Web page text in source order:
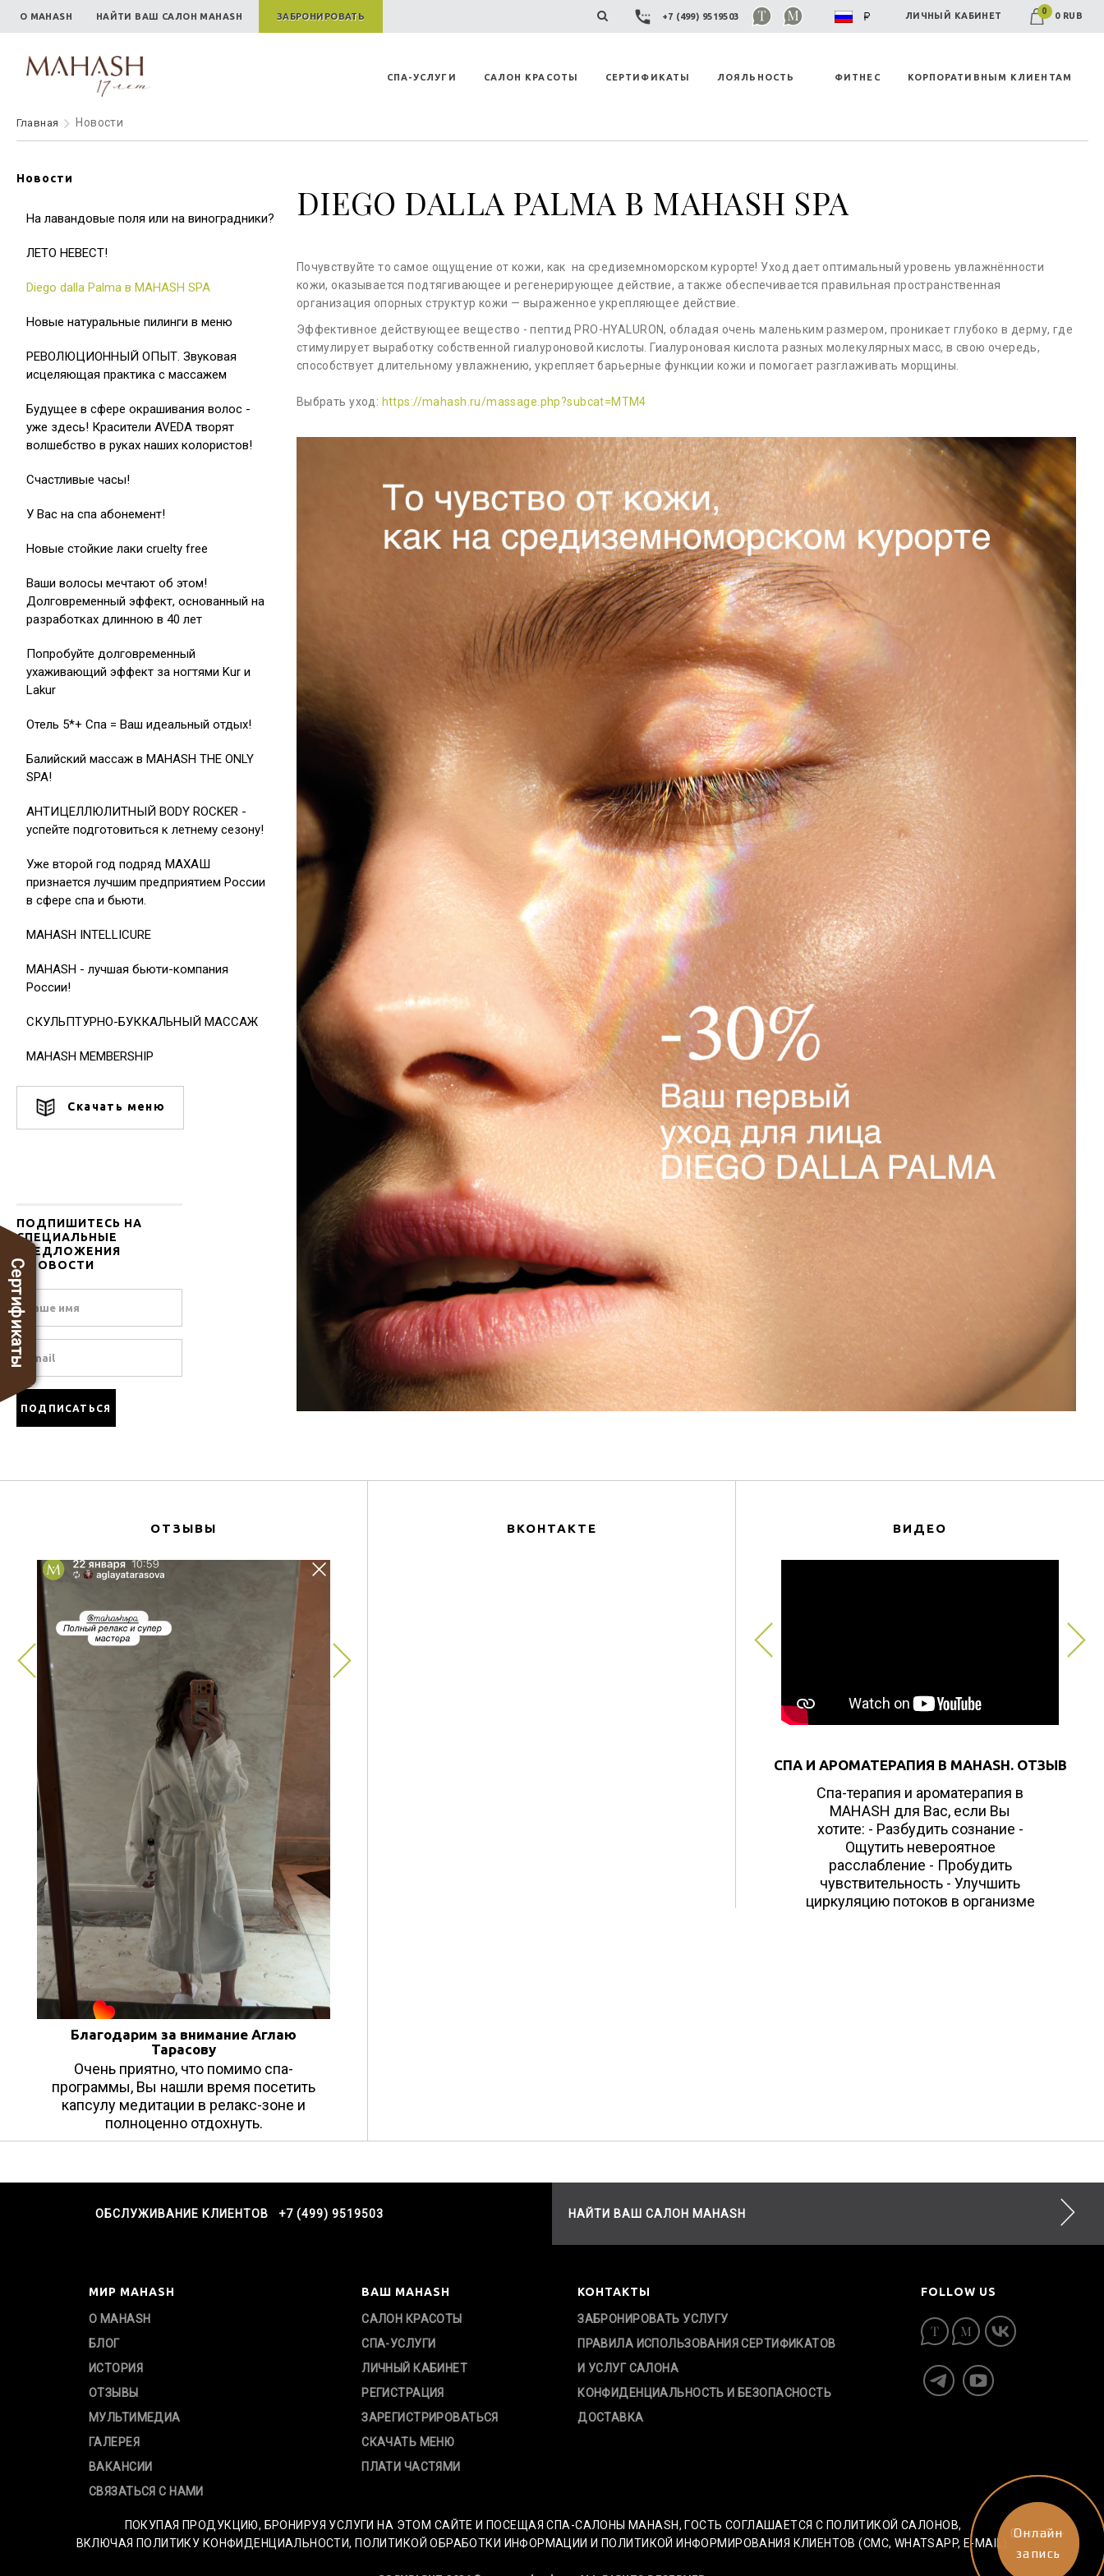
О MAHASH НАЙТИ ВАШ САЛОН MAHASH ЗАБРОНИРОВАТЬ +7 (499) 9519503 ЛИЧНЫЙ КАБИНЕТ 0 0 RUB
СПА-УСЛУГИ САЛОН КРАСОТЫ СЕРТИФИКАТЫ ЛОЯЛЬНОСТЬ ФИТНЕС КОРПОРАТИВНЫМ КЛИЕНТАМ
Главная Новости
Новости
На лавандовые поля или на виноградники?
ЛЕТО НЕВЕСТ!
Diego dalla Palma в MAHASH SPA
Новые натуральные пилинги в меню
РЕВОЛЮЦИОННЫЙ ОПЫТ. Звуковая
исцеляющая практика с массажем
Будущее в сфере окрашивания волос -
уже здесь! Красители AVEDA творят
волшебство в руках наших колористов!
Cчастливые часы!
У Вас на спа абонемент!
Новые стойкие лаки cruelty free
Ваши волосы мечтают об этом!
Долговременный эффект, основанный на
разработках длинною в 40 лет
Попробуйте долговременный
ухаживающий эффект за ногтями Kur и
Lakur
Отель 5*+ Спа = Ваш идеальный отдых!
Балийский массаж в MAHASH THE ONLY
SPA!
АНТИЦЕЛЛЮЛИТНЫЙ BODY ROCKER -
успейте подготовиться к летнему сезону!
Уже второй год подряд МАХАШ
признается лучшим предприятием России
в сфере спа и бьюти.
MAHASH INTELLICURE
MAHASH - лучшая бьюти-компания
России!
СКУЛЬПТУРНО-БУККАЛЬНЫЙ МАССАЖ
MAHASH MEMBERSHIP
Скачать меню
ПОДПИШИТЕСЬ НА
СПЕЦИАЛЬНЫЕ
ПРЕДЛОЖЕНИЯ
И НОВОСТИ
Name
Email
DIEGO DALLA PALMA В MAHASH SPA
Почувствуйте то самое ощущение от кожи, как на средиземноморском курорте! Уход дает оптимальный уровень увлажнённости
кожи, оказывается подтягивающее и регенерирующее действие, а также обеспечивается правильная пространственная
организация опорных структур кожи — выраженное укрепляющее действие.
Эффективное действующее вещество - пептид PRO-HYALURON, обладая очень маленьким размером, проникает глубоко в дерму, где
стимулирует выработку собственной гиалуроновой кислоты. Гиалуроновая кислота разных молекулярных масс, в свою очередь,
способствует длительному увлажнению, укрепляет барьерные функции кожи и помогает разглаживать морщины.
Выбрать уход: https://mahash.ru/massage.php?subcat=MTM4
ОТЗЫВЫ
Благодарим за внимание Аглаю
Тарасову
Очень приятно, что помимо спа-
программы, Вы нашли время посетить
капсулу медитации в релакс-зоне и
полноценно отдохнуть.
ВКОНТАКТЕ ВИДЕО
СПА И АРОМАТЕРАПИЯ В MAHASH. ОТЗЫВ
Спа-терапия и ароматерапия в
MAHASH для Вас, если Вы
хотите: - Разбудить сознание -
Ощутить невероятное
расслабление - Пробудить
чувствительность - Улучшить
циркуляцию потоков в организме
Сертификаты
ОБСЛУЖИВАНИЕ КЛИЕНТОВ +7 (499) 9519503 НАЙТИ ВАШ САЛОН MAHASH
МИР MAHASH
О MAHASH
БЛОГ
ИСТОРИЯ
ОТЗЫВЫ
МУЛЬТИМЕДИА
ГАЛЕРЕЯ
ВАКАНСИИ
СВЯЗАТЬСЯ С НАМИ
ВАШ MAHASH
САЛОН КРАСОТЫ
СПА-УСЛУГИ
ЛИЧНЫЙ КАБИНЕТ
РЕГИСТРАЦИЯ
ЗАРЕГИСТРИРОВАТЬСЯ
СКАЧАТЬ МЕНЮ
ПЛАТИ ЧАСТЯМИ
КОНТАКТЫ
ЗАБРОНИРОВАТЬ УСЛУГУ
ПРАВИЛА ИСПОЛЬЗОВАНИЯ СЕРТИФИКАТОВ
И УСЛУГ САЛОНА
КОНФИДЕНЦИАЛЬНОСТЬ И БЕЗОПАСНОСТЬ
ДОСТАВКА
FOLLOW US
ПОКУПАЯ ПРОДУКЦИЮ, БРОНИРУЯ УСЛУГИ НА ЭТОМ САЙТЕ И ПОСЕЩАЯ СПА-САЛОНЫ MAHASH, ГОСТЬ СОГЛАШАЕТСЯ С ПОЛИТИКОЙ САЛОНОВ,
ВКЛЮЧАЯ ПОЛИТИКУ КОНФИДЕНЦИАЛЬНОСТИ, ПОЛИТИКОЙ ОБРАБОТКИ ИНФОРМАЦИИ И ПОЛИТИКОЙ ИНФОРМИРОВАНИЯ КЛИЕНТОВ (СМС, WHATSAPP, E-MAIL).
Онлайн-
запись
Онлайн
запись